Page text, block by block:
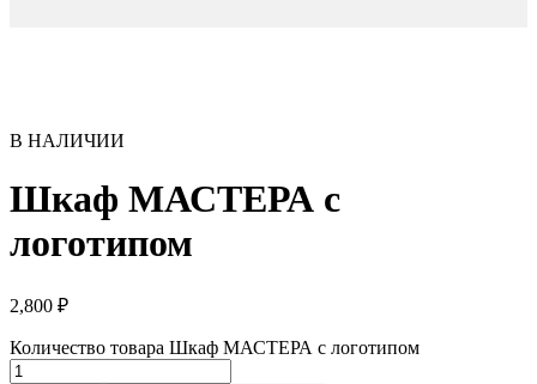
В НАЛИЧИИ
Шкаф МАСТЕРА с
логотипом
2,800 ₽
Количество товара Шкаф МАСТЕРА с логотипом